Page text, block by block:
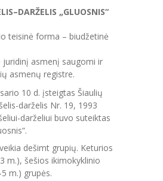
ugdymas
projektai
„GLUOSNIS“
teisinė forma – biudžetinė
juridinį asmenį saugomi ir
asmenų registre.
10 d. įsteigtas Šiaulių
darželis Nr. 19, 1993
darželiui buvo suteiktas
dešimt grupių. Keturios
m.), šešios ikimokyklinio
m.) grupės.